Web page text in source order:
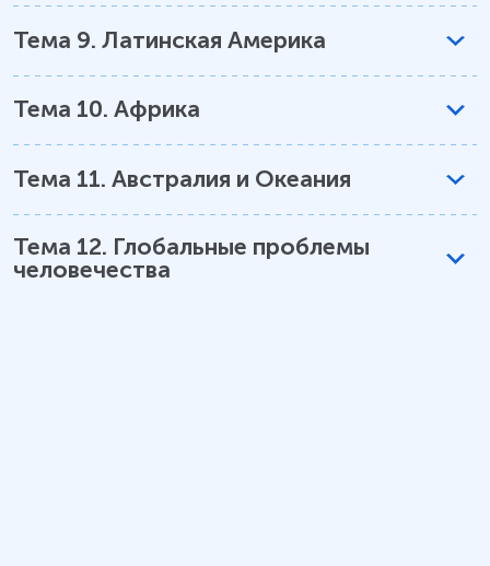
Тема 9. Латинская Америка
Тема 10. Африка
Тема 11. Австралия и Океания
Тема 12. Глобальные проблемы
человечества